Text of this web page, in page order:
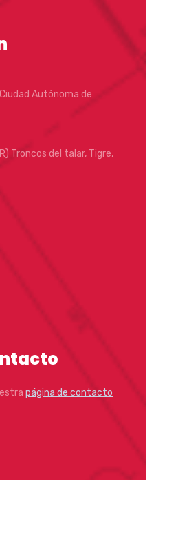
Autónoma de
Troncos del talar, Tigre,
página de contacto